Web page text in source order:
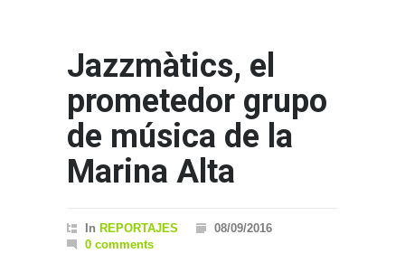
Jazzmàtics, el
prometedor grupo
de música de la
Marina Alta
In REPORTAJES
08/09/2016
0 comments